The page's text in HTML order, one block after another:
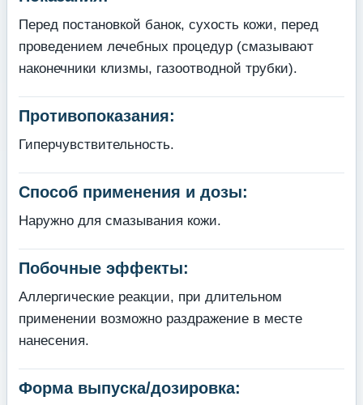
Перед постановкой банок, сухость кожи, перед
проведением лечебных процедур (смазывают
наконечники клизмы, газоотводной трубки).
Противопоказания:
Гиперчувствительность.
Способ применения и дозы:
Наружно для смазывания кожи.
Побочные эффекты:
Аллергические реакции, при длительном
применении возможно раздражение в месте
нанесения.
Форма выпуска/дозировка: